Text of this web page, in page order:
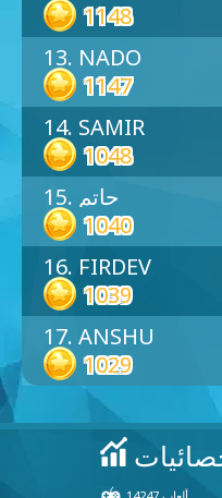
1148
13. NADO
1147
14. SAMIR
1048
15. حاتم
1040
16. FIRDEV
1039
17. ANSHU
1029